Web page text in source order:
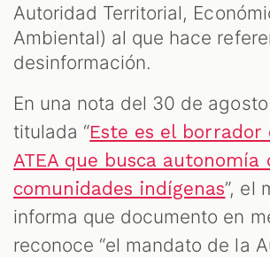
Autoridad Territorial,
Ambiental) al que hace
desinformación.
En una nota del 30 de
titulada “Este es el borrador
ATEA que busca autonomía
comunidades indígenas”, el
informa que documento en
reconoce “el mandato de la